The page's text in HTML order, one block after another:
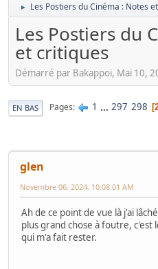
► Les Postiers du Cinéma : Notes
Les Postiers du
et critiques
Démarré par Bakappoi, Mai 10,
EN BAS Pages 1 ... 297 298
glen
Novembre 06, 2024, 10:08:01 AM
Ah de ce point de vue là j'ai
plus grand chose à foutre,
qui m'a fait rester.